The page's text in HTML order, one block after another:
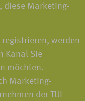
diese Marketing-
registrieren, werden
Kanal Sie
möchten.
Marketing-
der TUI